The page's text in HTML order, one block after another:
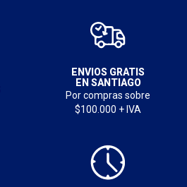
ENVIOS GRATIS
EN SANTIAGO
Por compras sobre
$100.000 + IVA